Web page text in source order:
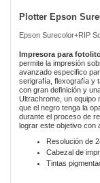
Plotter Epson
Epson Surecolor+RIP
Impresora para
permite la impresión
avanzado especifico
serigrafía, flexografía y
con gran definición y
Ultrachrome, un equipo
que el negro tenga la
durante el proceso de
lograr este objetivo con
Resolución de
Cabezal de
Tintas
Skip
the
beginning
the
images
gallery